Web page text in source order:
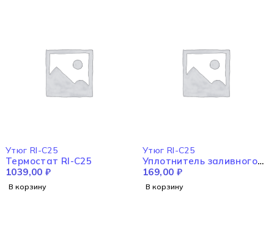
Утюг RI-C25
Термостат RI-C25
1039,00 ₽
В корзину
Утюг RI-C25
Уплотнитель заливного
отсека RI-C25
169,00 ₽
В корзину